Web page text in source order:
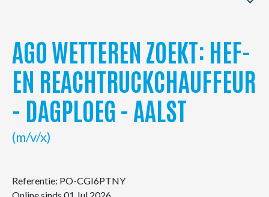
Kantoren
My AGO
Contact
AGO WETTEREN ZOEKT: HEF-
EN REACHTRUCKCHAUFFEUR
- DAGPLOEG - AALST
(m/v/x)
Referentie: PO-CGI6PTNY